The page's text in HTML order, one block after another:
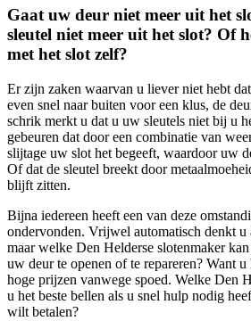
Gaat uw deur niet meer uit het
sleutel niet meer uit het slot? Of
met het slot zelf?
Er zijn zaken waarvan u liever niet hebt
even snel naar buiten voor een klus, de
schrik merkt u dat u uw sleutels niet bij u
gebeuren dat door een combinatie van
slijtage uw slot het begeeft, waardoor uw
Of dat de sleutel breekt door
blijft zitten.
Bijna iedereen heeft een van deze
ondervonden. Vrijwel automatisch denkt u
maar welke Den Helderse slotenmaker
uw deur te openen of te repareren? Want
hoge prijzen vanwege spoed. Welke Den
u het beste bellen als u snel hulp nodig
wilt betalen?